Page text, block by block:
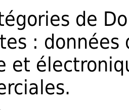
de
: données
et